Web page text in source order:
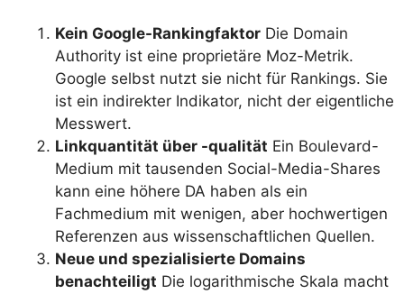
Kein Google-Rankingfaktor Die Domain
Authority ist eine proprietäre Moz-Metrik.
Google selbst nutzt sie nicht für Rankings. Sie
ist ein indirekter Indikator, nicht der eigentliche
Messwert.
Linkquantität über -qualität Ein Boulevard-
Medium mit tausenden Social-Media-Shares
kann eine höhere DA haben als ein
Fachmedium mit wenigen, aber hochwertigen
Referenzen aus wissenschaftlichen Quellen.
Neue und spezialisierte Domains
benachteiligt Die logarithmische Skala macht